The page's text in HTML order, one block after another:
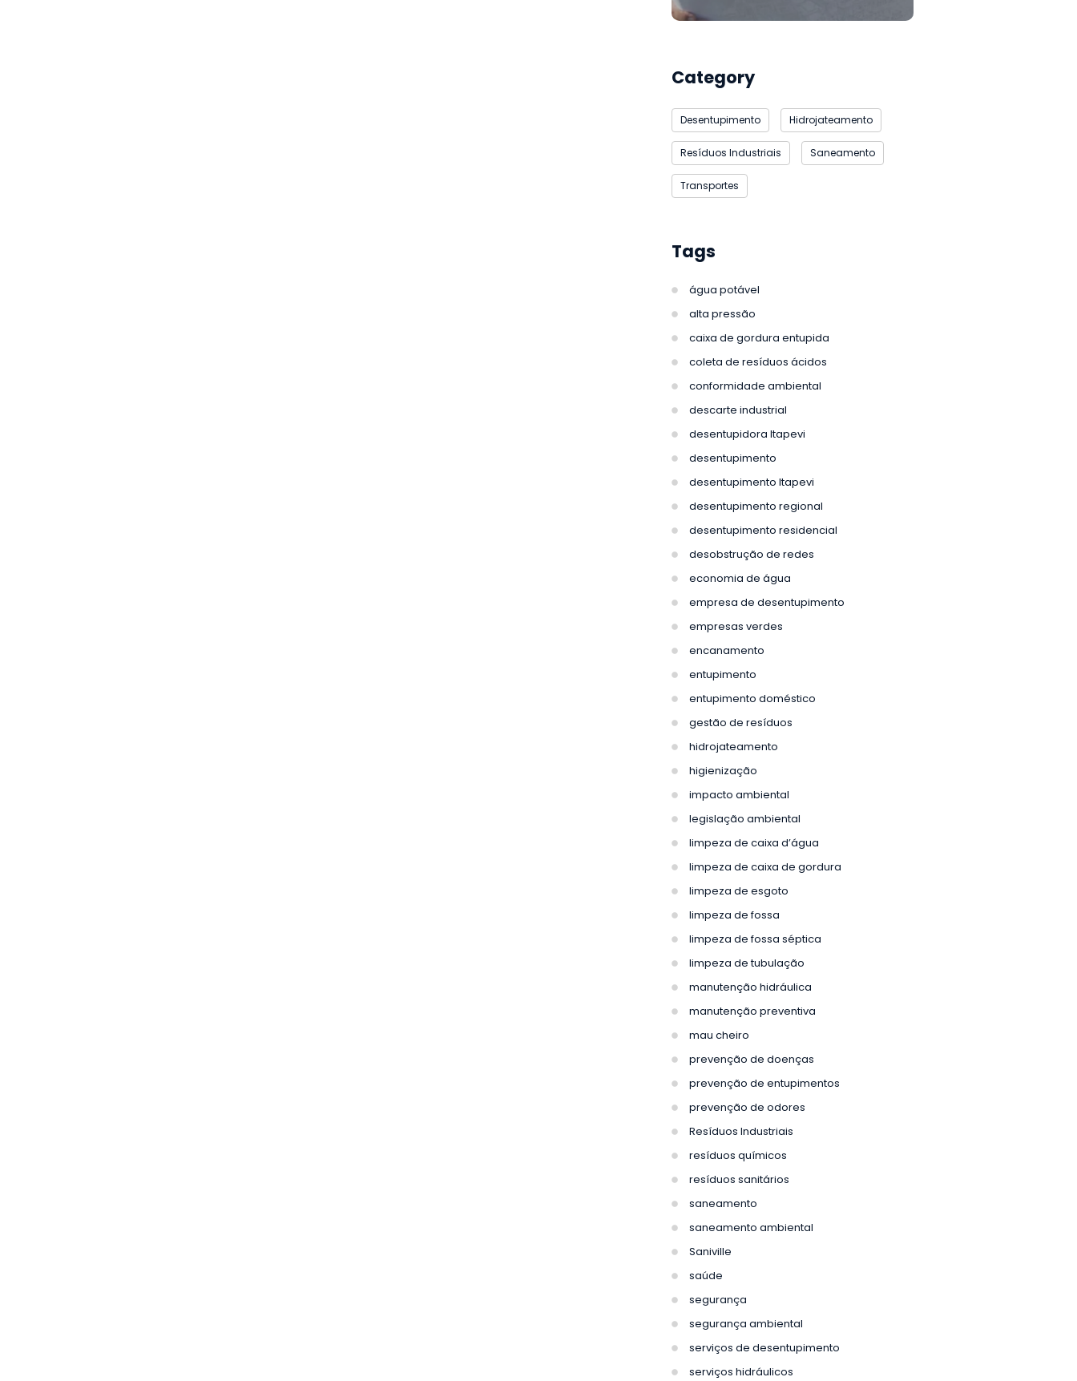
Category
Desentupimento Hidrojateamento
Resíduos Industriais Saneamento
Transportes
Tags
água potável
alta pressão
caixa de gordura entupida
coleta de resíduos ácidos
conformidade ambiental
descarte industrial
desentupidora Itapevi
desentupimento
desentupimento Itapevi
desentupimento regional
desentupimento residencial
desobstrução de redes
economia de água
empresa de desentupimento
empresas verdes
encanamento
entupimento
entupimento doméstico
gestão de resíduos
hidrojateamento
higienização
impacto ambiental
legislação ambiental
limpeza de caixa d’água
limpeza de caixa de gordura
limpeza de esgoto
limpeza de fossa
limpeza de fossa séptica
limpeza de tubulação
manutenção hidráulica
manutenção preventiva
mau cheiro
prevenção de doenças
prevenção de entupimentos
prevenção de odores
Resíduos Industriais
resíduos químicos
resíduos sanitários
saneamento
saneamento ambiental
Saniville
saúde
segurança
segurança ambiental
serviços de desentupimento
serviços hidráulicos